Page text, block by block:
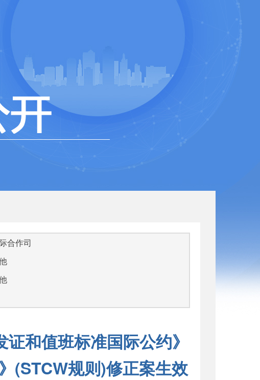
合作司
和值班标准国际公约》
(STCW规则)修正案生效